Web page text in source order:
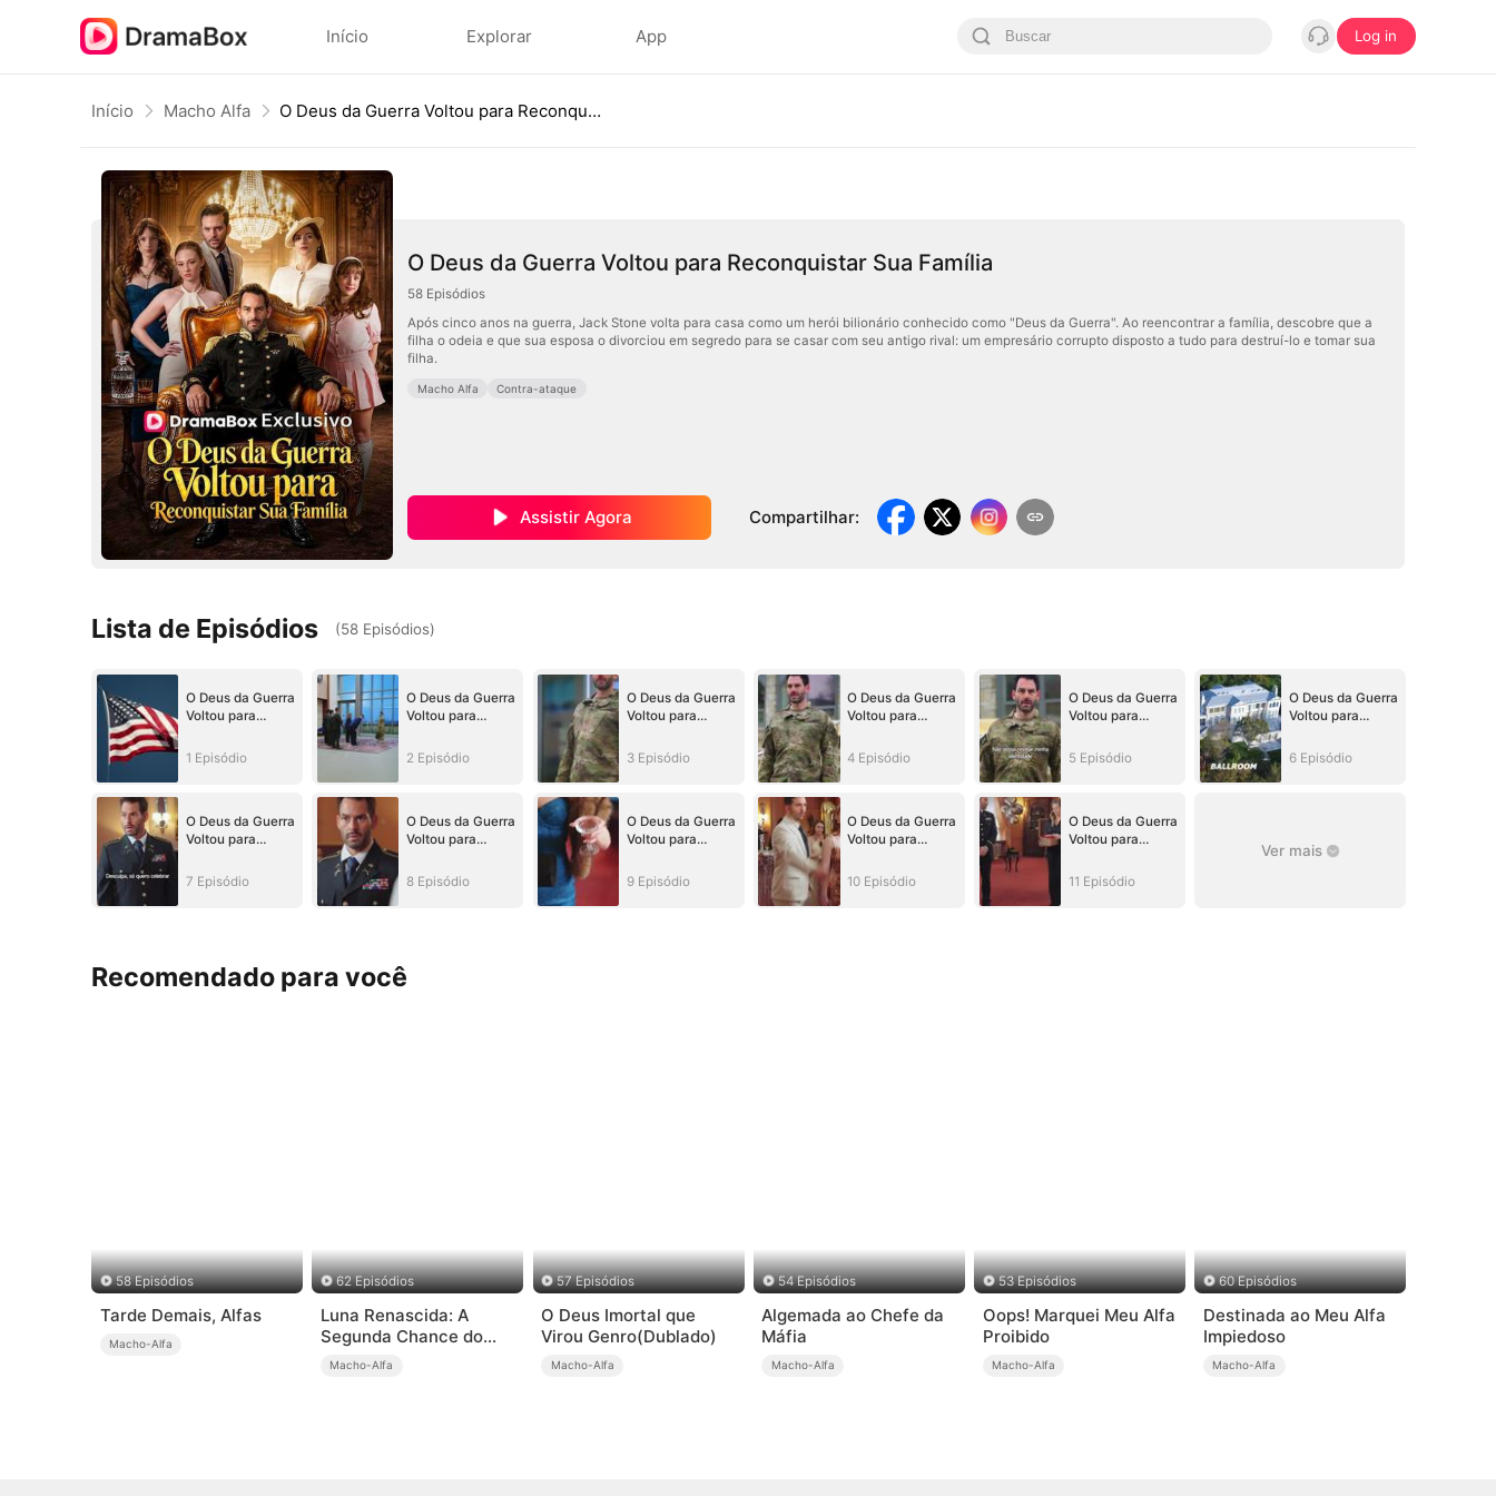
Início Explorar App Log in
Início Macho Alfa O Deus da Guerra Voltou para Reconquistar Sua Família
O Deus da Guerra Voltou para Reconquistar Sua Família
58 Episódios
Após cinco anos na guerra, Jack Stone volta para casa como um herói bilionário conhecido como "Deus da Guerra". Ao reencontrar a família, descobre que a
filha o odeia e que sua esposa o divorciou em segredo para se casar com seu antigo rival: um empresário corrupto disposto a tudo para destruí-lo e tomar sua
filha.
Macho Alfa Contra-ataque
Assistir Agora Compartilhar:
Lista de Episódios (58 Episódios)
O Deus da Guerra
Voltou para
Família
1 Episódio
O Deus da Guerra
Voltou para
Família
2 Episódio
O Deus da Guerra
Voltou para
Família
3 Episódio
O Deus da Guerra
Voltou para
Família
4 Episódio
O Deus da Guerra
Voltou para
Família
5 Episódio
O Deus da Guerra
Voltou para
Família
6 Episódio
O Deus da Guerra
Voltou para
Família
7 Episódio
O Deus da Guerra
Voltou para
Família
8 Episódio
O Deus da Guerra
Voltou para
Família
9 Episódio
O Deus da Guerra
Voltou para
Família
10 Episódio
O Deus da Guerra
Voltou para
Família
11 Episódio
Ver mais
Recomendado para você
58 Episódios
Tarde Demais, Alfas
Macho-Alfa
62 Episódios
Luna Renascida: A
Segunda Chance do
Alfa
Macho-Alfa
57 Episódios
O Deus Imortal que
Virou Genro(Dublado)
Macho-Alfa
54 Episódios
Algemada ao Chefe da
Máfia
Macho-Alfa
53 Episódios
Oops! Marquei Meu Alfa
Proibido
Macho-Alfa
60 Episódios
Destinada ao Meu Alfa
Impiedoso
Macho-Alfa